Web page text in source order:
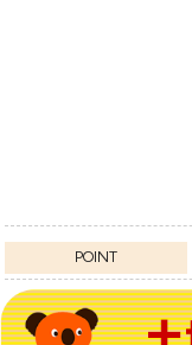
POINT